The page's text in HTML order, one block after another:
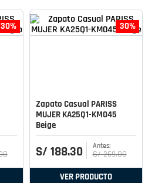
30% 30%
Zapato Casual PARISS
MUJER KA25Q1-KM045
Beige
S/ 188.30 S/ 269.00
VER PRODUCTO